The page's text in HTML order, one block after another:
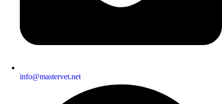
info@mastervet.net